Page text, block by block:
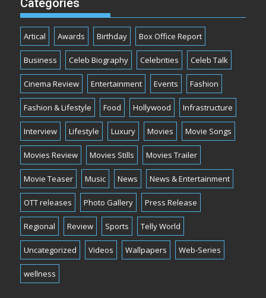
Categories
Artical Awards Birthday Box Office Report
Business Celeb Biography Celebrities Celeb Talk
Cinema Review Entertainment Events Fashion
Fashion & Lifestyle Food Hollywood Infrastructure
Interview Lifestyle Luxury Movies Movie Songs
Movies Review Movies Stills Movies Trailer
Movie Teaser Music News News & Entertainment
OTT releases Photo Gallery Press Release
Regional Review Sports Telly World
Uncategorized Videos Wallpapers Web-Series
wellness